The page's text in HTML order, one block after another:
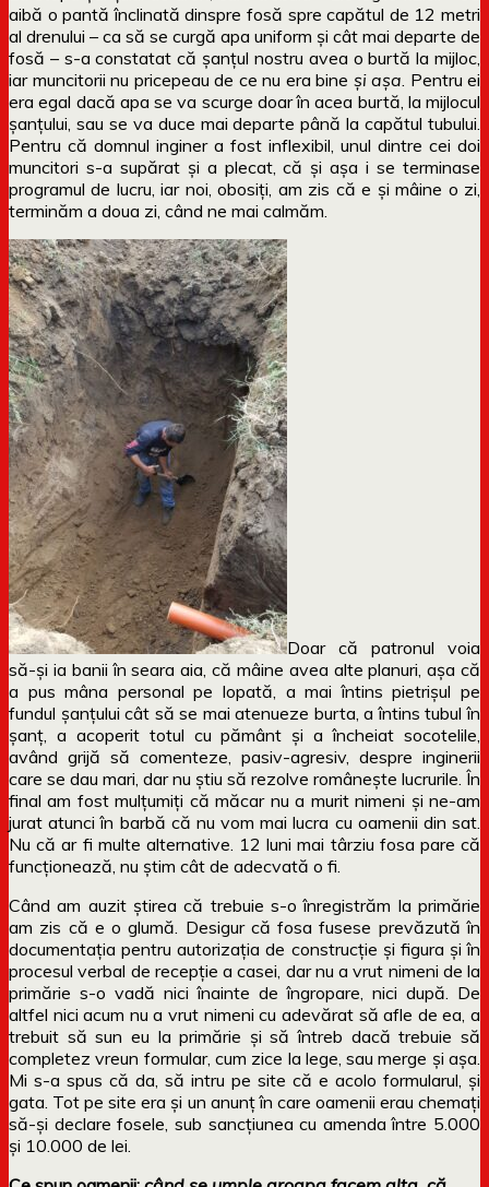
aibă o pantă înclinată dinspre fosă spre capătul de 12 metri
al drenului – ca să se curgă apa uniform și cât mai departe de
fosă – s-a constatat că șanțul nostru avea o burtă la mijloc,
iar muncitorii nu pricepeau de ce nu era bine și așa . Pentru ei
era egal dacă apa se va scurge doar în acea burtă, la mijlocul
șanțului, sau se va duce mai departe până la capătul tubului.
Pentru că domnul inginer a fost inflexibil, unul dintre cei doi
muncitori s-a supărat și a plecat, că și așa i se terminase
programul de lucru, iar noi, obosiți, am zis că e și mâine o zi,
terminăm a doua zi, când ne mai calmăm.
Doar că patronul voia
să-și ia banii în seara aia, că mâine avea alte planuri, așa că
a pus mâna personal pe lopată, a mai întins pietrișul pe
fundul șanțului cât să se mai atenueze burta, a întins tubul în
șanț, a acoperit totul cu pământ și a încheiat socotelile,
având grijă să comenteze, pasiv-agresiv, despre inginerii
care se dau mari, dar nu știu să rezolve românește lucrurile. În
final am fost mulțumiți că măcar nu a murit nimeni și ne-am
jurat atunci în barbă că nu vom mai lucra cu oamenii din sat.
Nu că ar fi multe alternative. 12 luni mai târziu fosa pare că
funcționează, nu știm cât de adecvată o fi.
Când am auzit știrea că trebuie s-o înregistrăm la primărie
am zis că e o glumă. Desigur că fosa fusese prevăzută în
documentația pentru autorizația de construcție și figura și în
procesul verbal de recepție a casei, dar nu a vrut nimeni de la
primărie s-o vadă nici înainte de îngropare, nici după. De
altfel nici acum nu a vrut nimeni cu adevărat să afle de ea, a
trebuit să sun eu la primărie și să întreb dacă trebuie să
completez vreun formular, cum zice la lege, sau merge și așa.
Mi s-a spus că da, să intru pe site că e acolo formularul, și
gata. Tot pe site era și un anunț în care oamenii erau chemați
să-și declare fosele, sub sancțiunea cu amenda între 5.000
și 10.000 de lei.